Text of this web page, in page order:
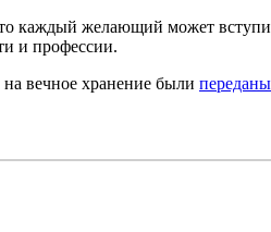
каждый желающий может
и профессии.
вечное хранение были переданы